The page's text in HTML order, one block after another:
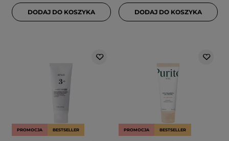
DODAJ DO KOSZYKA DODAJ DO KOSZYKA
PROMOCJA BESTSELLER PROMOCJA BESTSELLER